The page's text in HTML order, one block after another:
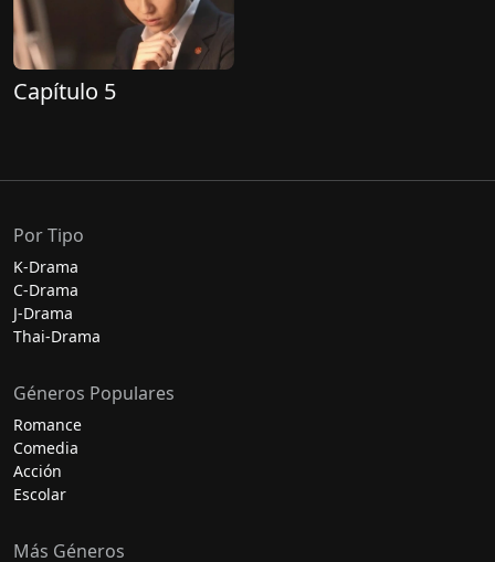
Capítulo 5
Por Tipo
K-Drama
C-Drama
J-Drama
Thai-Drama
Géneros Populares
Romance
Comedia
Acción
Escolar
Más Géneros